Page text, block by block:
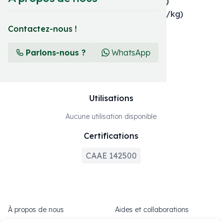
Contactez-nous !
Parlons-nous ? WhatsApp
Hydroxyde de cuivre 40% p/p (400g/kg)
Utilisations
Aucune utilisation disponible
Certifications
CAAE 142500
À propos de nous Aides et collaborations